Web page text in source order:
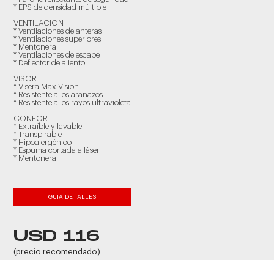
* EPS de densidad múltiple
VENTILACION
* Ventilaciones delanteras
* Ventilaciones superiores
* Mentonera
* Ventilaciones de escape
* Deflector de aliento
VISOR
* Visera Max Vision
* Resistente a los arañazos
* Resistente a los rayos ultravioleta
CONFORT
* Extraíble y lavable
* Transpirable
* Hipoalergénico
* Espuma cortada a láser
* Mentonera
GUIA DE TALLES
USD 116
(precio recomendado)